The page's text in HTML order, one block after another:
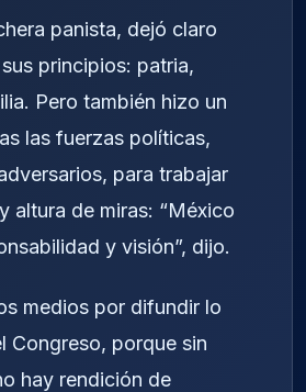
panista, dejó claro
principios: patria,
Pero también hizo un
las fuerzas políticas,
para trabajar
altura de miras: “México
y visión”, dijo.
medios por difundir lo
Congreso, porque sin
hay rendición de